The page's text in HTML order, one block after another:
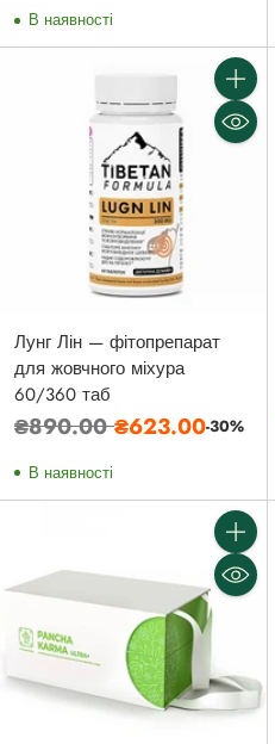
В наявності
Кількість
Лунг Лін — фітопрепарат
для жовчного міхура
60/360 таб
Звичайна
₴890.00₴623.00-30%
В наявності
Кількість